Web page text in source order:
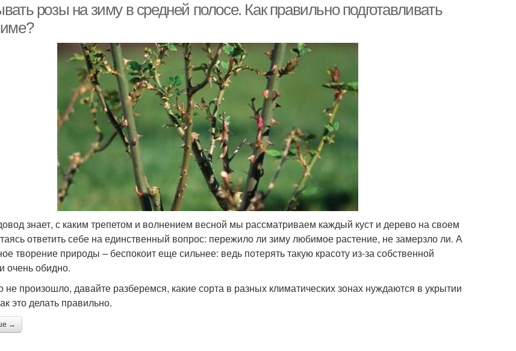
розы на зиму в средней полосе. Как правильно подготавливать
знает, с каким трепетом и волнением весной мы рассматриваем каждый куст и дерево на своем
ответить себе на единственный вопрос: пережило ли зиму любимое растение, не замерзло ли. А
творение природы – беспокоит еще сильнее: ведь потерять такую красоту из-за собственной
очень обидно.
не произошло, давайте разберемся, какие сорта в разных климатических зонах нуждаются в укрытии
это делать правильно.
→